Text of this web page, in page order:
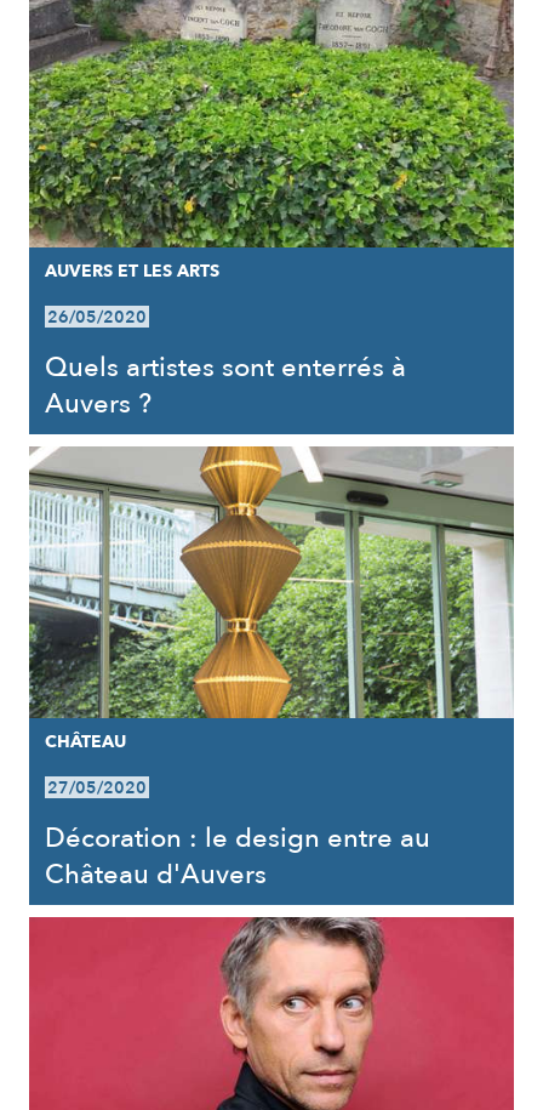
AUVERS ET LES ARTS
26/05/2020
Quels artistes sont enterrés à
Auvers ?
CHÂTEAU
27/05/2020
Décoration : le design entre au
Château d'Auvers